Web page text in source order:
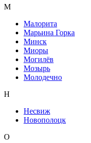
М
Малорита
Марьина Горка
Минск
Миоры
Могилёв
Мозырь
Молодечно
Н
Несвиж
Новополоцк
О